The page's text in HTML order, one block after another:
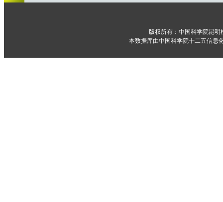
版权所有：中国科学院昆
本数据库由中国科学院十二五信息